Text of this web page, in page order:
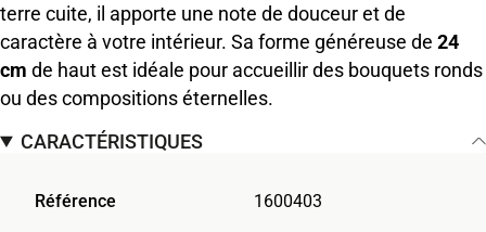
terre cuite, il apporte une note de douceur et de
caractère à votre intérieur. Sa forme généreuse de 24
cm de haut est idéale pour accueillir des bouquets ronds
ou des compositions éternelles.
CARACTÉRISTIQUES
Référence 1600403